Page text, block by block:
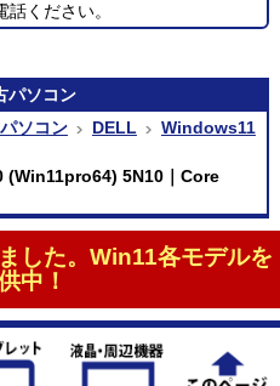
ください。
パソコン
ソコン DELL Windows11
(Win11pro64) 5N10｜Core
した。Win11各モデルを
中！